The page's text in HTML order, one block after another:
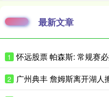
最新文章
1
2